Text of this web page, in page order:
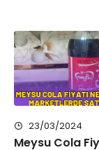
23/03/2024
Meysu Cola